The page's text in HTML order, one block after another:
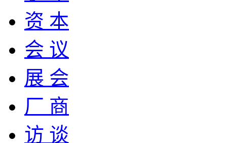
资 本
会 议
展 会
厂 商
访 谈